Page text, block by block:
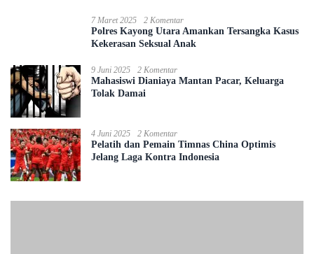
7 Maret 2025 2 Komentar
Polres Kayong Utara Amankan Tersangka Kasus
Kekerasan Seksual Anak
9 Juni 2025 2 Komentar
Mahasiswi Dianiaya Mantan Pacar, Keluarga
Tolak Damai
4 Juni 2025 2 Komentar
Pelatih dan Pemain Timnas China Optimis
Jelang Laga Kontra Indonesia